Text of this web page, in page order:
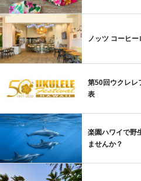
ノッツ コーヒ
第50回ウクレレ
表
楽園ハワイで野
ませんか？